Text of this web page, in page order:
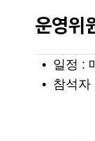
운영위
• 일정 :
• 참석자